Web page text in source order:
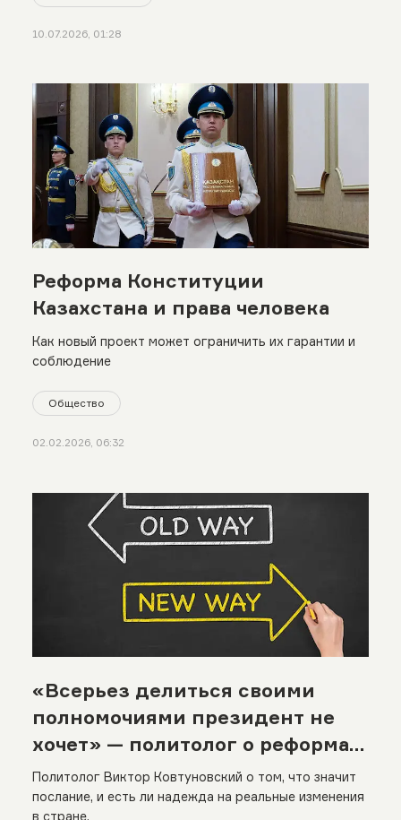
10.07.2026, 01:28
Реформа Конституции
Казахстана и права человека
Как новый проект может ограничить их гарантии и
соблюдение
Общество
02.02.2026, 06:32
«Всерьез делиться своими
полномочиями президент не
хочет» — политолог о реформах
Токаева
Политолог Виктор Ковтуновский о том, что значит
послание, и есть ли надежда на реальные изменения
в стране.